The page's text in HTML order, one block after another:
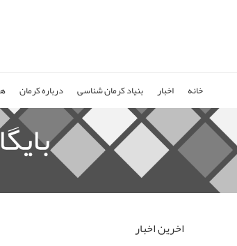
خانه اخبار بنیاد کرمان شناسی درباره کرمان
اخرین اخبار